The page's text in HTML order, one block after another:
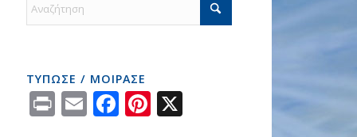
ΤΥΠΩΣΕ / ΜΟΙΡΑΣΕ
PrintEmailFacebook
Pinterest